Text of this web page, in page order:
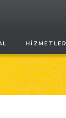
HIZMETLER